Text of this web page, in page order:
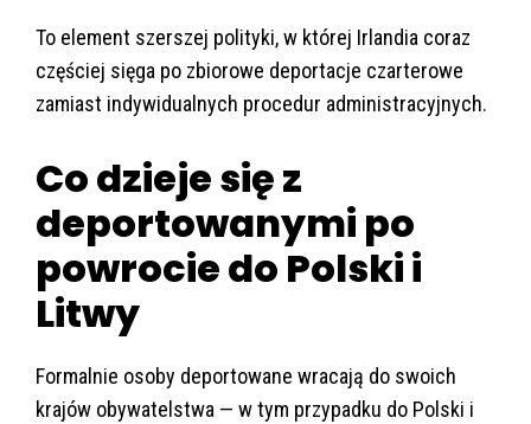
To element szerszej polityki, w której Irlandia coraz
częściej sięga po zbiorowe deportacje czarterowe
zamiast indywidualnych procedur administracyjnych.
Co dzieje się z
deportowanymi po
powrocie do Polski i
Litwy
Formalnie osoby deportowane wracają do swoich
krajów obywatelstwa — w tym przypadku do Polski i